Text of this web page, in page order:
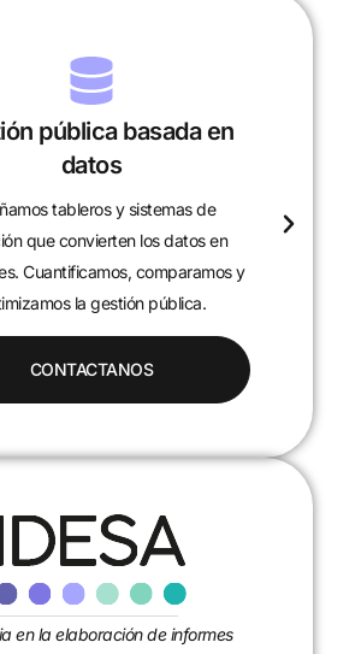
pública basada en
datos
tableros y sistemas de
que convierten los datos en
Cuantificamos, comparamos y
la gestión pública.
CONTACTANOS
en la elaboración de informes